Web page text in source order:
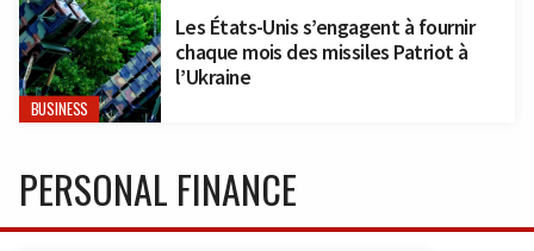
BUSINESS
Les États-Unis s’engagent à fournir
chaque mois des missiles Patriot à
l’Ukraine
PERSONAL FINANCE